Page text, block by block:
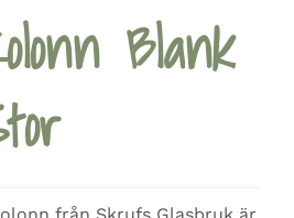
Blank
från Skrufs Glasbruk är